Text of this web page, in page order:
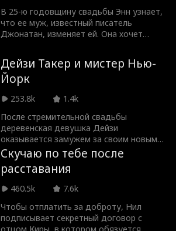
который может спасти Лили.
В 25-ю годовщину свадьбы Энн узнает,
что ее муж, известный писатель
Джонатан, изменяет ей. Она хочет
станет генеральным директором
издательской компании, сразу же
бросает ее. Убитая горем, Энн решает,
что никогда не простит его. Она
возобновляет себя в должности
председателя элитного издательства и
увольняет мужа. Джонатан наконец
понимает, что Энн, которая 25 лет
играла роль домохозяйки, на самом
деле была богатой наследницей.
Дейзи Такер и мистер Нью-
Йорк
253.8k
1.4k
После стремительной свадьбы
деревенская девушка Дейзи
оказывается замужем за своим новым
боссом, Гамильтоном Смитом,
владельцем Smith Media. Но
недоразумения и интриги злой вице-
президента Гамильтона, Бьянки,
угрожают разрушить их отношения,
прежде чем они смогут признаться
друг другу в любви.
Скучаю по тебе после
расставания
460.5k
7.6k
Чтобы отплатить за доброту, Нил
подписывает секретный договор с